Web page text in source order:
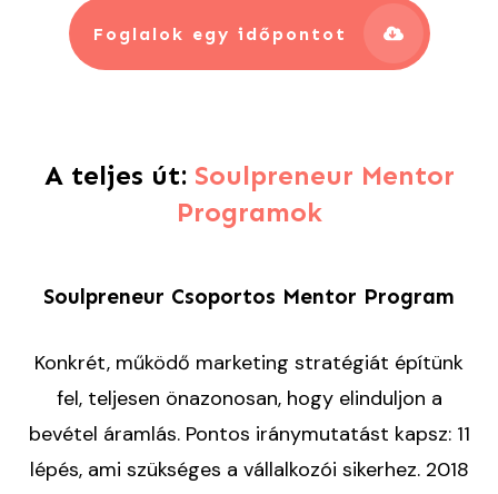
Foglalok egy időpontot
A teljes út: Soulpreneur Mentor
Programok
Soulpreneur Csoportos Mentor Program
Konkrét, működő marketing stratégiát építünk
fel, teljesen önazonosan, hogy elinduljon a
bevétel áramlás. Pontos iránymutatást kapsz: 11
lépés, ami szükséges a vállalkozói sikerhez. 2018